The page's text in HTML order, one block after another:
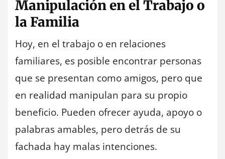
Manipulación en el Trabajo o
la Familia
Hoy, en el trabajo o en relaciones
familiares, es posible encontrar personas
que se presentan como amigos, pero que
en realidad manipulan para su propio
beneficio. Pueden ofrecer ayuda, apoyo o
palabras amables, pero detrás de su
fachada hay malas intenciones.